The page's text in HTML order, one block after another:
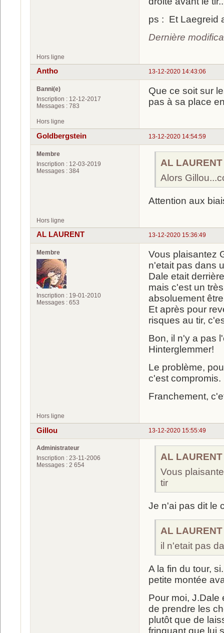
ps : Et Laegreid
Dernière
Hors ligne
13-12-2020 14:43:06
Antho
Banni(e)
Inscription : 12-12-2017
Messages : 783
Que ce soit sur
pas à sa place
Hors ligne
13-12-2020 14:54:59
Goldbergstein
Membre
Inscription : 12-03-2019
Messages : 384
AL
Alors
Attention aux
Hors ligne
13-12-2020 15:36:49
AL LAURENT
Membre
Inscription : 19-01-2010
Messages : 653
Vous plaisantez
n'etait pas dans
Dale etait
mais c'est un
absoluement
Et après pour
risques au tir,
Bon, il n'y a pas
Hinterglemmer!
Le problème,
c'est compromis.
Franchement,
Hors ligne
13-12-2020 15:55:49
Gillou
Administrateur
Inscription : 23-11-2006
Messages : 2 654
AL
Vous
tir
Je n'ai pas dit le
AL
il n'etait pas
A la fin du tour,
petite montée
Pour moi, J.Dale
de prendre les
plutôt que de